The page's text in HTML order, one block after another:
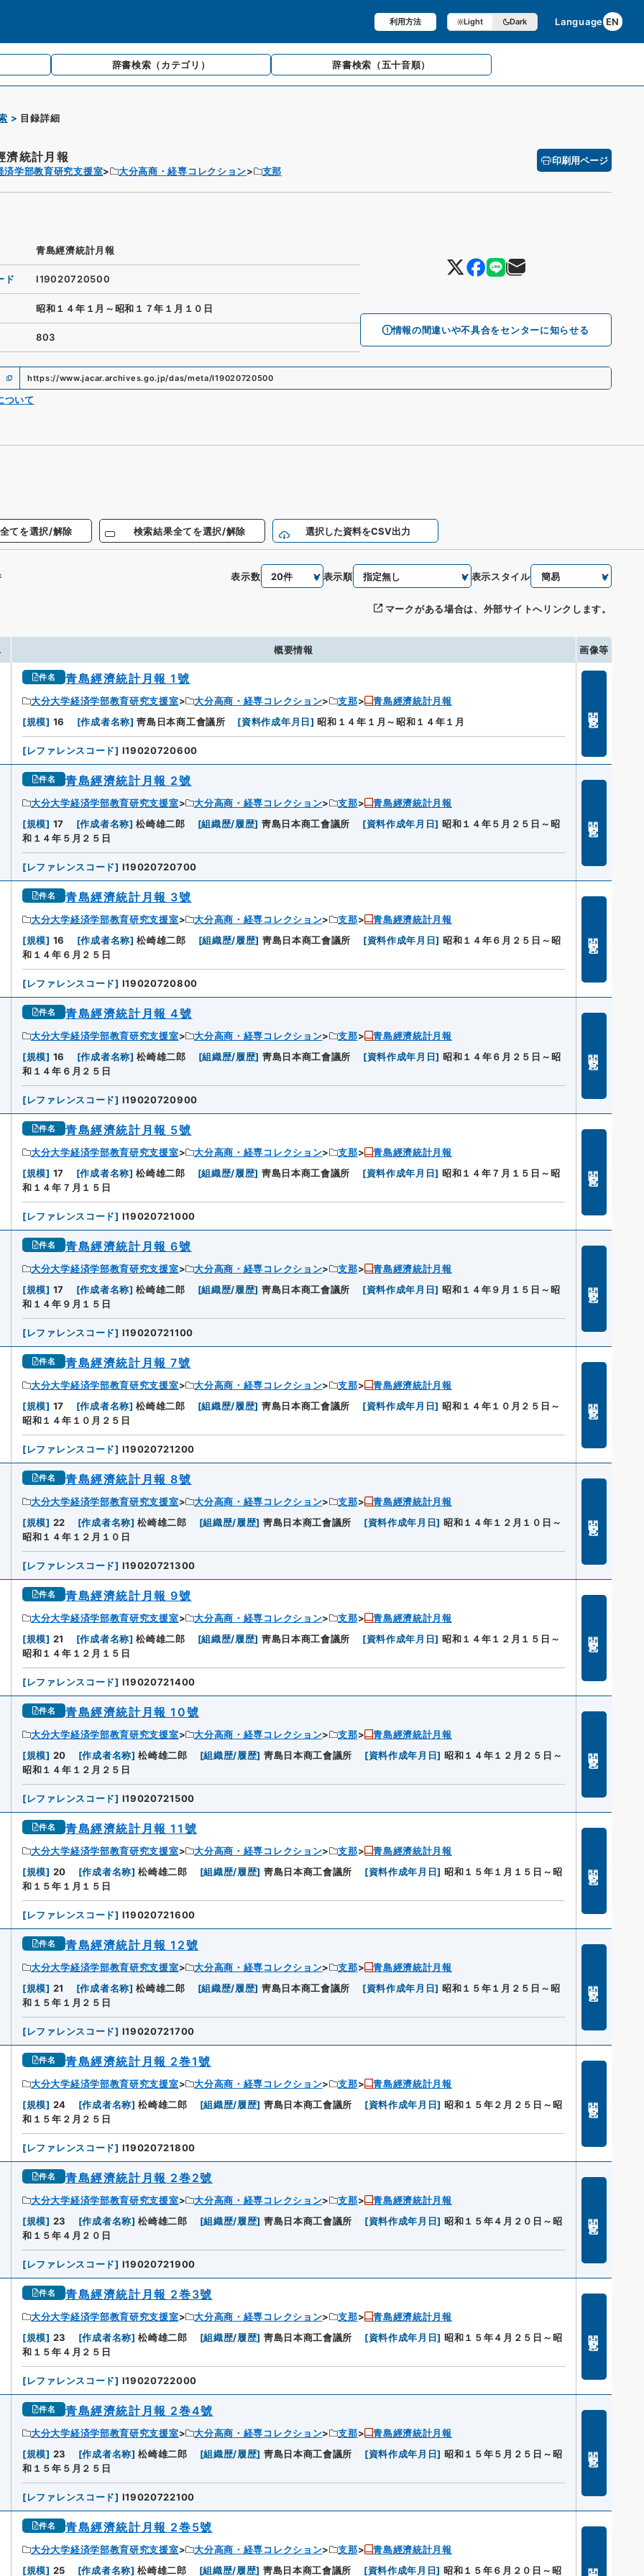
利用方法 Light Dark Language EN
辞書検索 （カテゴリ） 辞書検索 （五十音順）
目録詳細
濟統計月報
済学部教育研究支援室 大分高商・経専コレクション 支那
印刷用ページ
情報の間違いや不具合をセンターに知らせる
青島經濟統計月報
ド I19020720500
昭和１４年１月～昭和１７年１月１０日
803
https://www.jacar.archives.go.jp/das/meta/I19020720500
ついて
てを選択/解除 検索結果全てを選択/解除 選択した資料をCSV出力
表示数 表示順 表示スタイル
マークがある場合は、外部サイトへリンクします。
概要情報 画像等
件名 青島經濟統計月報 1號
大分大学経済学部教育研究支援室 大分高商・経専コレクション 支那
青島經濟統計月報
[規模] 16 [作成者名称] 靑島日本商工會議所 [資料作成年月日] 昭和１４年１月～昭和１４年１月
[レファレンスコード] I19020720600
件名 青島經濟統計月報 2號
大分大学経済学部教育研究支援室 大分高商・経専コレクション 支那
青島經濟統計月報
[規模] 17 [作成者名称] 松崎雄二郎 [組織歴/履歴] 靑島日本商工會議所 [資料作成年月日] 昭和１４年５月２５日～昭
和１４年５月２５日
[レファレンスコード] I19020720700
件名 青島經濟統計月報 3號
大分大学経済学部教育研究支援室 大分高商・経専コレクション 支那
青島經濟統計月報
[規模] 16 [作成者名称] 松崎雄二郎 [組織歴/履歴] 靑島日本商工會議所 [資料作成年月日] 昭和１４年６月２５日～昭
和１４年６月２５日
[レファレンスコード] I19020720800
件名 青島經濟統計月報 4號
大分大学経済学部教育研究支援室 大分高商・経専コレクション 支那
青島經濟統計月報
[規模] 16 [作成者名称] 松崎雄二郎 [組織歴/履歴] 靑島日本商工會議所 [資料作成年月日] 昭和１４年６月２５日～昭
和１４年６月２５日
[レファレンスコード] I19020720900
件名 青島經濟統計月報 5號
大分大学経済学部教育研究支援室 大分高商・経専コレクション 支那
青島經濟統計月報
[規模] 17 [作成者名称] 松崎雄二郎 [組織歴/履歴] 靑島日本商工會議所 [資料作成年月日] 昭和１４年７月１５日～昭
和１４年７月１５日
[レファレンスコード] I19020721000
件名 青島經濟統計月報 6號
大分大学経済学部教育研究支援室 大分高商・経専コレクション 支那
青島經濟統計月報
[規模] 17 [作成者名称] 松崎雄二郎 [組織歴/履歴] 靑島日本商工會議所 [資料作成年月日] 昭和１４年９月１５日～昭
和１４年９月１５日
[レファレンスコード] I19020721100
件名 青島經濟統計月報 7號
大分大学経済学部教育研究支援室 大分高商・経専コレクション 支那
青島經濟統計月報
[規模] 17 [作成者名称] 松崎雄二郎 [組織歴/履歴] 靑島日本商工會議所 [資料作成年月日] 昭和１４年１０月２５日～
昭和１４年１０月２５日
[レファレンスコード] I19020721200
件名 青島經濟統計月報 8號
大分大学経済学部教育研究支援室 大分高商・経専コレクション 支那
青島經濟統計月報
[規模] 22 [作成者名称] 松崎雄二郎 [組織歴/履歴] 靑島日本商工會議所 [資料作成年月日] 昭和１４年１２月１０日～
昭和１４年１２月１０日
[レファレンスコード] I19020721300
件名 青島經濟統計月報 9號
大分大学経済学部教育研究支援室 大分高商・経専コレクション 支那
青島經濟統計月報
[規模] 21 [作成者名称] 松崎雄二郎 [組織歴/履歴] 靑島日本商工會議所 [資料作成年月日] 昭和１４年１２月１５日～
昭和１４年１２月１５日
[レファレンスコード] I19020721400
件名 青島經濟統計月報 10號
大分大学経済学部教育研究支援室 大分高商・経専コレクション 支那
青島經濟統計月報
[規模] 20 [作成者名称] 松崎雄二郎 [組織歴/履歴] 靑島日本商工會議所 [資料作成年月日] 昭和１４年１２月２５日～
昭和１４年１２月２５日
[レファレンスコード] I19020721500
件名 青島經濟統計月報 11號
大分大学経済学部教育研究支援室 大分高商・経専コレクション 支那
青島經濟統計月報
[規模] 20 [作成者名称] 松崎雄二郎 [組織歴/履歴] 靑島日本商工會議所 [資料作成年月日] 昭和１５年１月１５日～昭
和１５年１月１５日
[レファレンスコード] I19020721600
件名 青島經濟統計月報 12號
大分大学経済学部教育研究支援室 大分高商・経専コレクション 支那
青島經濟統計月報
[規模] 21 [作成者名称] 松崎雄二郎 [組織歴/履歴] 靑島日本商工會議所 [資料作成年月日] 昭和１５年１月２５日～昭
和１５年１月２５日
[レファレンスコード] I19020721700
件名 青島經濟統計月報 2巻1號
大分大学経済学部教育研究支援室 大分高商・経専コレクション 支那
青島經濟統計月報
[規模] 24 [作成者名称] 松崎雄二郎 [組織歴/履歴] 靑島日本商工會議所 [資料作成年月日] 昭和１５年２月２５日～昭
和１５年２月２５日
[レファレンスコード] I19020721800
件名 青島經濟統計月報 2巻2號
大分大学経済学部教育研究支援室 大分高商・経専コレクション 支那
青島經濟統計月報
[規模] 23 [作成者名称] 松崎雄二郎 [組織歴/履歴] 靑島日本商工會議所 [資料作成年月日] 昭和１５年４月２０日～昭
和１５年４月２０日
[レファレンスコード] I19020721900
件名 青島經濟統計月報 2巻3號
大分大学経済学部教育研究支援室 大分高商・経専コレクション 支那
青島經濟統計月報
[規模] 23 [作成者名称] 松崎雄二郎 [組織歴/履歴] 靑島日本商工會議所 [資料作成年月日] 昭和１５年４月２５日～昭
和１５年４月２５日
[レファレンスコード] I19020722000
件名 青島經濟統計月報 2巻4號
大分大学経済学部教育研究支援室 大分高商・経専コレクション 支那
青島經濟統計月報
[規模] 23 [作成者名称] 松崎雄二郎 [組織歴/履歴] 靑島日本商工會議所 [資料作成年月日] 昭和１５年５月２５日～昭
和１５年５月２５日
[レファレンスコード] I19020722100
件名 青島經濟統計月報 2巻5號
大分大学経済学部教育研究支援室 大分高商・経専コレクション 支那
青島經濟統計月報
[規模] 25 [作成者名称] 松崎雄二郎 [組織歴/履歴] 靑島日本商工會議所 [資料作成年月日] 昭和１５年６月２０日～昭